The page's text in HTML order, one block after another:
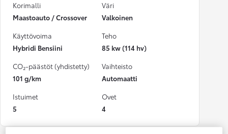
Korimalli
Maastoauto / Crossover
Väri
Valkoinen
Käyttövoima
Hybridi Bensiini
Teho
85 kw (114 hv)
CO₂-päästöt (yhdistetty)
101 g/km
Vaihteisto
Automaatti
Istuimet
5
Ovet
4